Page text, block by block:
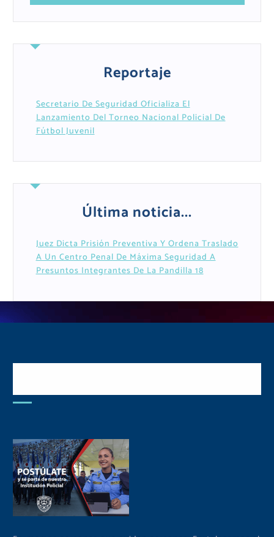
Reportaje
Secretario De Seguridad Oficializa El
Lanzamiento Del Torneo Nacional Policial De
Fútbol Juvenil
Última noticia...
Juez Dicta Prisión Preventiva Y Ordena Traslado
A Un Centro Penal De Máxima Seguridad A
Presuntos Integrantes De La Pandilla 18